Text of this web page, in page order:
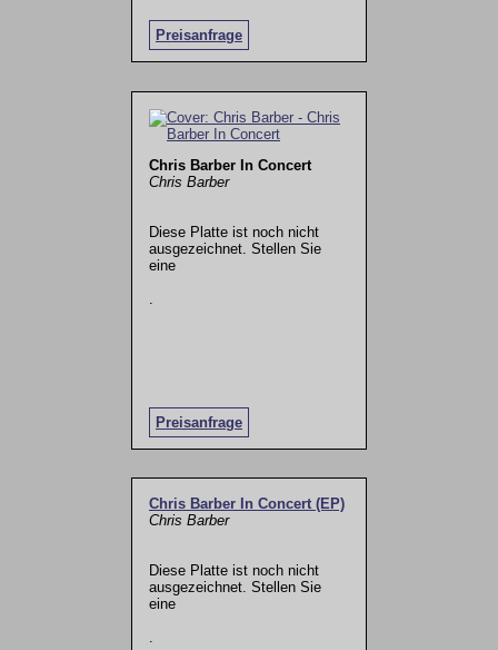
Preisanfrage
Chris Barber In Concert
Chris Barber
Diese Platte ist noch nicht
ausgezeichnet. Stellen Sie
eine
Preisanfrage
Chris Barber In Concert (EP)
Chris Barber
Diese Platte ist noch nicht
ausgezeichnet. Stellen Sie
eine
.